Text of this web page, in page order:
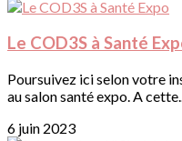
Le COD3S à Santé
Poursuivez ici selon votre
au salon santé expo. A cette...
6 juin 2023